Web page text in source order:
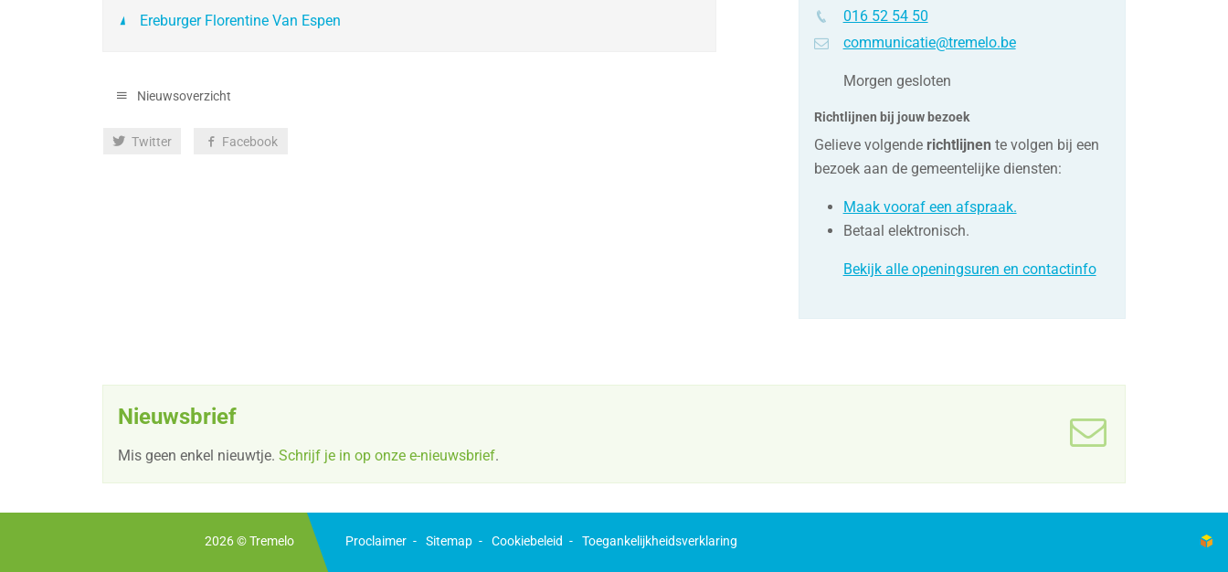
Ereburger Florentine Van Espen
Nieuwsoverzicht
deze
Twitter Facebook
tel.
016 52 54 50
e-
communicatie@tremelo.be
Morgen gesloten
Richtlijnen bij jouw bezoek
Gelieve volgende richtlijnen te volgen bij een
bezoek aan de gemeentelijke diensten:
Maak vooraf een afspraak.
Betaal elektronisch.
Bekijk alle openingsuren en contactinfo
Nieuwsbrief
Mis geen enkel nieuwtje. Schrijf je in op onze e-nieuwsbrief.
2026 ©Tremelo Proclaimer Sitemap Cookiebeleid Toegankelijkheidsverklaring